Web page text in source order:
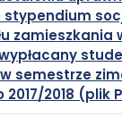
stypendium
zamieszkania
semestrze
2018 (plik